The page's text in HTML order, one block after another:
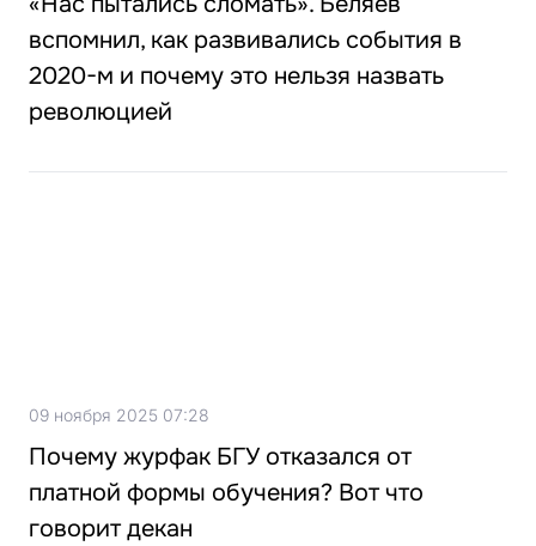
вспомнил, как развивались события в
2020-м и почему это нельзя назвать
революцией
09 ноября 2025 07:28
Почему журфак БГУ отказался от
платной формы обучения? Вот что
говорит декан